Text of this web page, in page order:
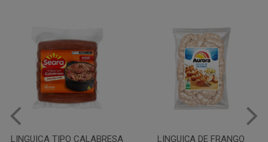
LINGUIÇA DE FRANGO QUEIJO MUSSARELA